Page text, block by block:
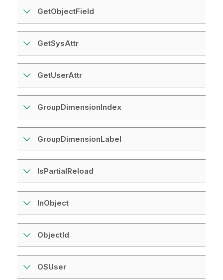
GetObjectField
GetSysAttr
GetUserAttr
GroupDimensionIndex
GroupDimensionLabel
IsPartialReload
InObject
ObjectId
OSUser